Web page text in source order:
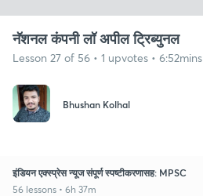
नॅशनल कंपनी लॉ अपील ट्रिब्युनल
Lesson 27 of 56 • 1 upvotes • 6:52mins
Bhushan Kolhal
इंडियन एक्स्प्रेस न्यूज संपूर्ण स्पष्टीकरणासह: MPSC
56 lessons • 6h 37m